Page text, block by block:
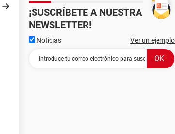
¡SUSCRÍBETE A NUESTRA
NEWSLETTER!
Noticias Ver un ejemplo